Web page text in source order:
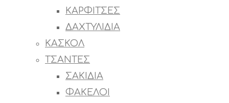
ΚΑΡΦΙΤΣΕΣ
ΔΑΧΤΥΛΙΔΙΑ
ΚΑΣΚΟΛ
ΤΣΑΝΤΕΣ
ΣΑΚΙΔΙΑ
ΦΑΚΕΛΟΙ